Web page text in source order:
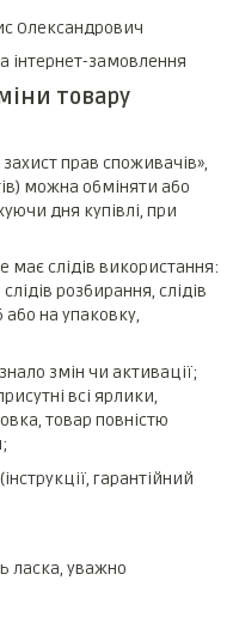
Олександрович
інтернет-замовлення
товару
прав споживачів»,
можна обміняти або
дня купівлі, при
має слідів використання:
розбирання, слідів
або на упаковку,
змін чи активації;
всі ярлики,
товар повністю
гарантійний
ласка, уважно